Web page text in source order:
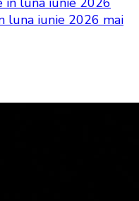
luna iunie 2026 mai